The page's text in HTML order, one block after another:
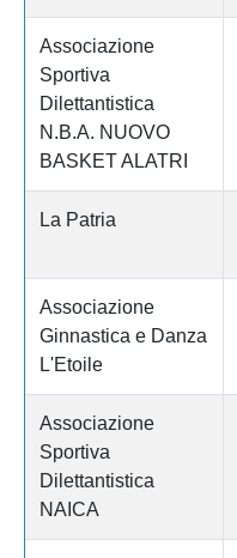
Associazione
Sportiva
Dilettantistica
N.B.A. NUOVO
BASKET ALATRI
La Patria
Associazione
Ginnastica e Danza
L'Etoile
Associazione
Sportiva
Dilettantistica
NAICA